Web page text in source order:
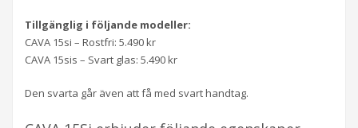
Tillgänglig i följande modeller:
CAVA 15si – Rostfri: 5.490 kr
CAVA 15sis – Svart glas: 5.490 kr
Den svarta går även att få med svart handtag.